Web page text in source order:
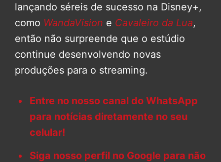
lançando séreis de sucesso na Disney+,
como WandaVision e Cavaleiro da Lua,
então não surpreende que o estúdio
continue desenvolvendo novas
produções para o streaming.
Entre no nosso canal do WhatsApp
para notícias diretamente no seu
celular!
Siga nosso perfil no Google para não